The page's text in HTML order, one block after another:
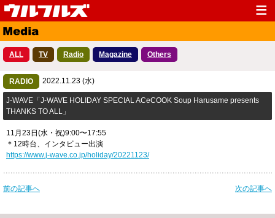
Top
Media Live
Profile
Fanclub Goods
Contact
ALL TV Radio Magazine Others
RADIO 2022.11.23 (水)
J-WAVE「J-WAVE HOLIDAY SPECIAL ACeCOOK Soup Harusame presents
THANKS TO ALL」
11月23日(水・祝)9:00〜17:55
＊12時台、インタビュー出演
https://www.j-wave.co.jp/holiday/20221123/
前の記事へ 次の記事へ